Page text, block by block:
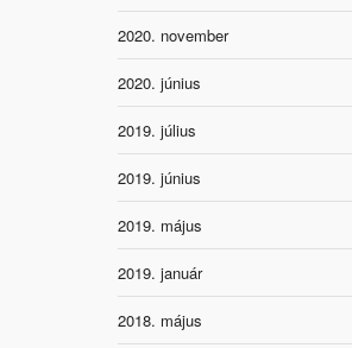
2020. november
2020. június
2019. július
2019. június
2019. május
2019. január
2018. május